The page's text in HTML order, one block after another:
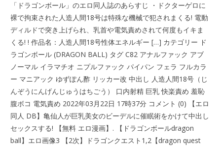
「ドラゴンボール」のエロ同人誌のあらすじ ・ドクターゲロに
裸で拘束された人造人間18号は特殊な機械で犯されまくる! 電動
ディルドで突き上げられ、乳首や電気責めされて何度もイキま
くる! ! 作品名：人造人間18号性体エネルギー […] カテゴリー ド
ラゴンボール (DRAGON BALL) タグ C82 アナルファック アブ
ノーマル イラマチオ ニプルファック パイパン フェラ フルカラ
ー マニアック ゆずぽん酢 リッカー改 中出し 人造人間18号（じ
んぞうにんげんじゅうはちごう） 口内射精 巨乳 快楽責め 羞恥
腹ボコ 電気責め 2022年03月22日 17時37分 コメント (0) 【エロ
同人 DB】亀仙人が巨乳美女のビーデルに催眠術をかけて中出し
セックスする! 【無料 エロ漫画】. 【ドラゴンボールdragon
ball】エロ画像3 【2次】ドラゴンクエスト1,2【dragon quest